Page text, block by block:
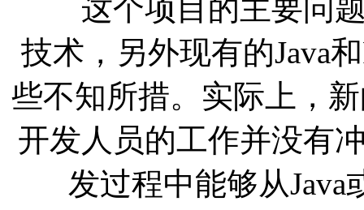
这个项目的主要问题
技术，另外现有的Java
些不知所措。实际上，
开发人员的工作并没有
发过程中能够从Java